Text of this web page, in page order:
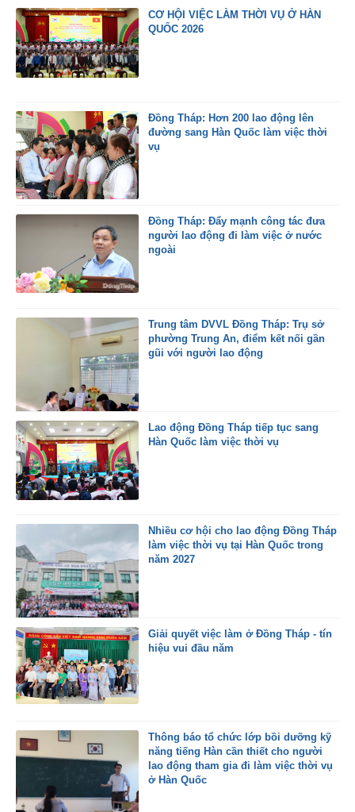
CƠ HỘI VIỆC LÀM THỜI VỤ Ở HÀN
QUỐC 2026
Đồng Tháp: Hơn 200 lao động lên
đường sang Hàn Quốc làm việc thời
vụ
Đồng Tháp: Đẩy mạnh công tác đưa
người lao động đi làm việc ở nước
ngoài
Trung tâm DVVL Đồng Tháp: Trụ sở
phường Trung An, điểm kết nối gần
gũi với người lao động
Lao động Đồng Tháp tiếp tục sang
Hàn Quốc làm việc thời vụ
Nhiều cơ hội cho lao động Đồng Tháp
làm việc thời vụ tại Hàn Quốc trong
năm 2027
Giải quyết việc làm ở Đồng Tháp - tín
hiệu vui đầu năm
Thông báo tổ chức lớp bồi dưỡng kỹ
năng tiếng Hàn cần thiết cho người
lao động tham gia đi làm việc thời vụ
ở Hàn Quốc